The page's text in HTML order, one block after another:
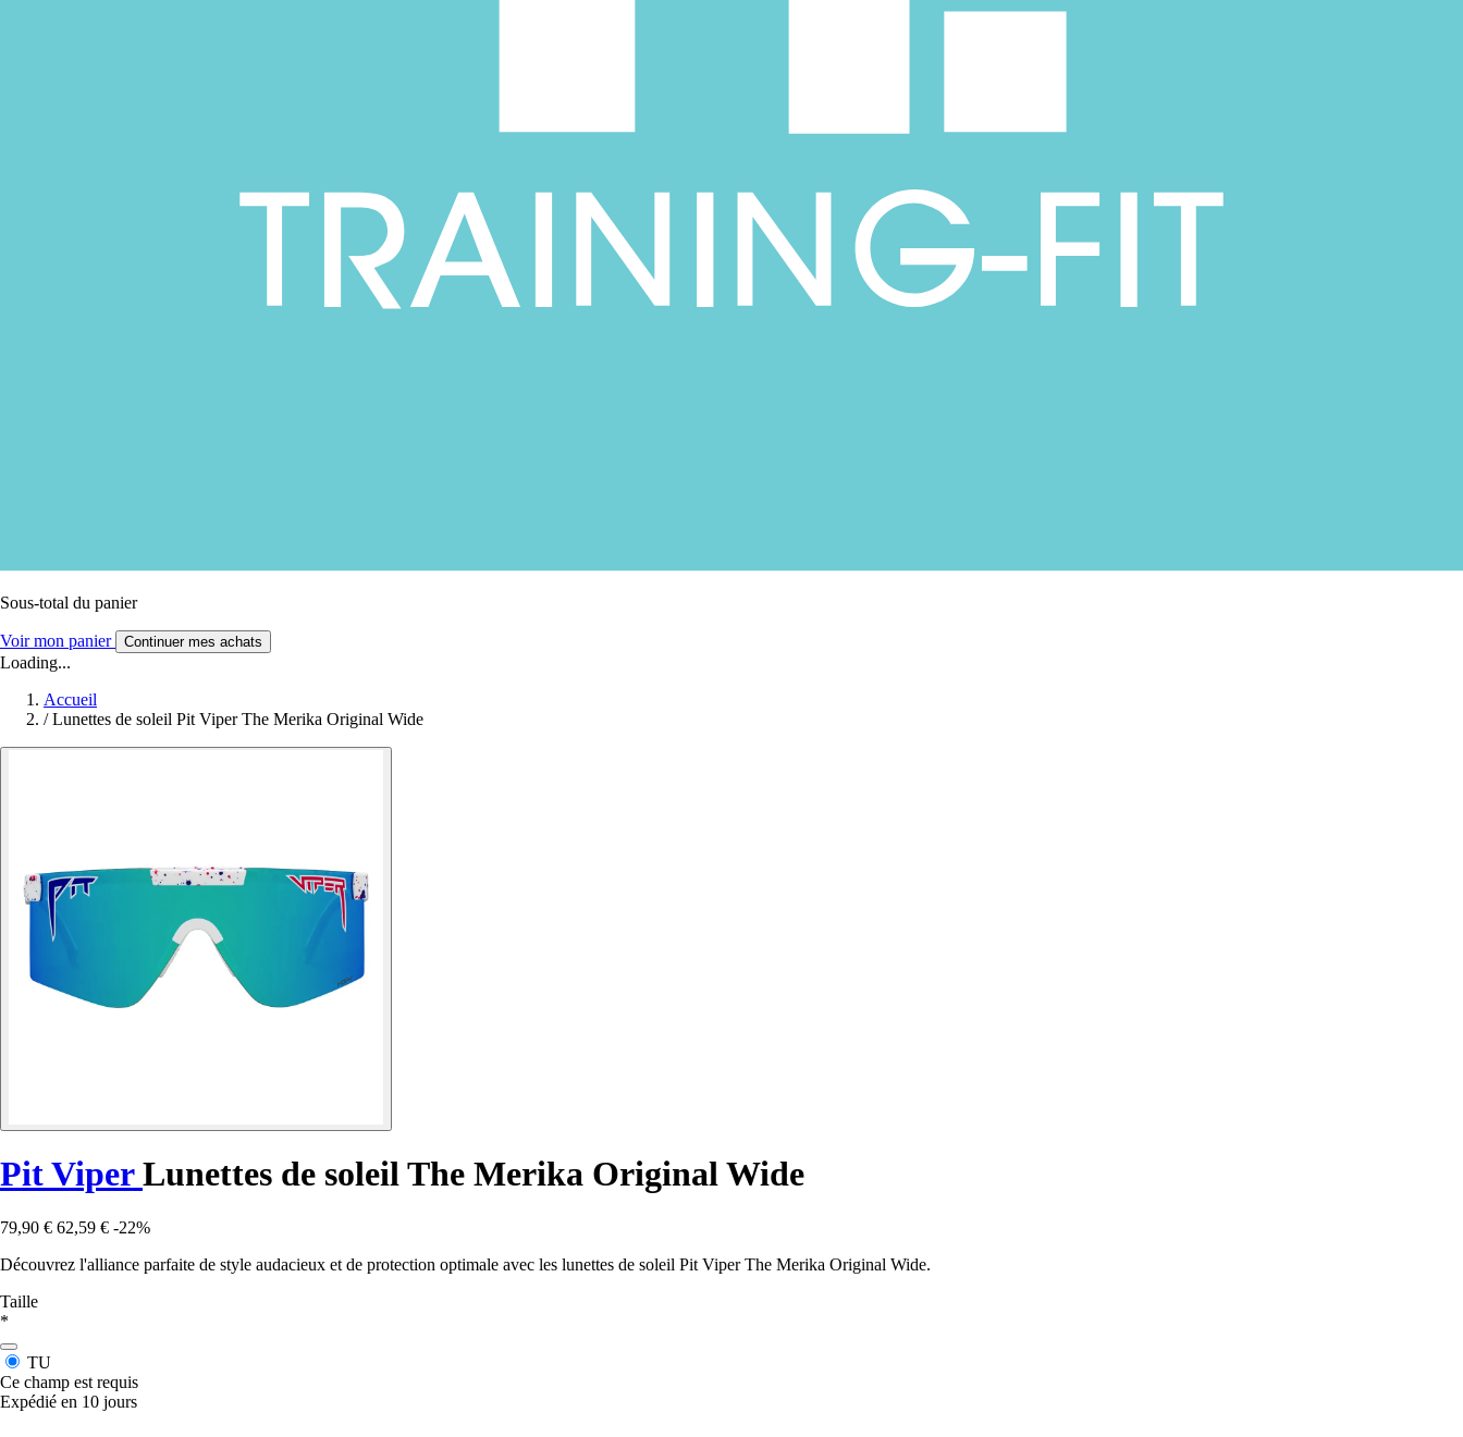
Sous-total du panier
Voir mon panier Continuer mes achats
Loading...
Accueil
/ Lunettes de soleil Pit Viper The Merika Original Wide
Pit ViperLunettes de soleil The Merika Original Wide
79,90 € 62,59 € -22%
Découvrez l'alliance parfaite de style audacieux et de protection optimale avec les lunettes de soleil Pit Viper The Merika Original Wide.
Taille
*
TU
Ce champ est requis
Expédié en 10 jours